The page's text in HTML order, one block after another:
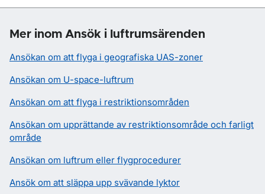
Mer inom Ansök i luftrumsärenden
Ansökan om att flyga i geografiska UAS-zoner
Ansökan om U-space-luftrum
Ansökan om att flyga i restriktionsområden
Ansökan om upprättande av restriktionsområde och farligt
område
Ansökan om luftrum eller flygprocedurer
Ansök om att släppa upp svävande lyktor